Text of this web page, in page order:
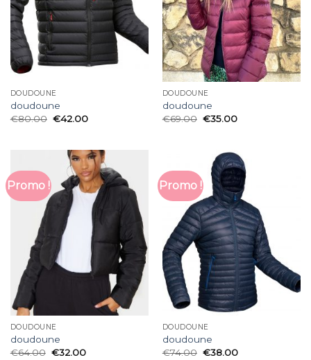
DOUDOUNE
doudoune
€80.00 €42.00
DOUDOUNE
doudoune
€69.00 €35.00
Promo !
DOUDOUNE
doudoune
€64.00 €32.00
Promo !
DOUDOUNE
doudoune
€74.00 €38.00